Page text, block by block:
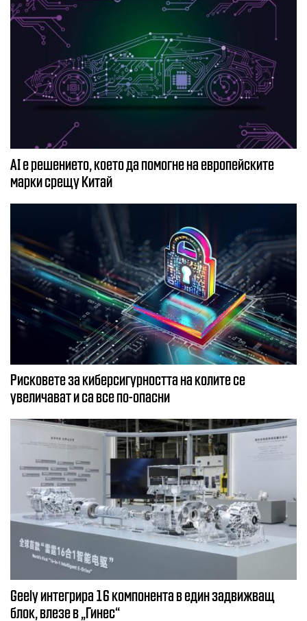
AI е решението, което да помогне на европейските
марки срещу Китай
Рисковете за киберсигурността на колите се
увеличават и са все по-опасни
Geely интегрира 16 компонента в един задвижващ
блок, влезе в „Гинес“